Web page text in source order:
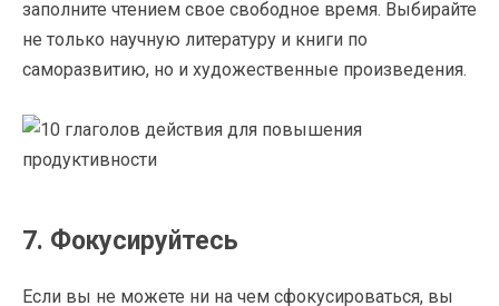
заполните чтением свое свободное время. Выбирайте
не только научную литературу и книги по
саморазвитию, но и художественные произведения.
7. Фокусируйтесь
Если вы не можете ни на чем сфокусироваться, вы